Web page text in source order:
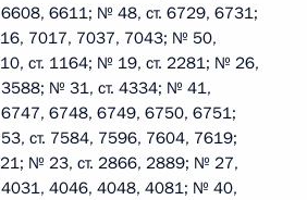
6611; № 48, ст. 6729, 6731;
7017, 7037, 7043; № 50,
ст. 1164; № 19, ст. 2281; № 26,
3588; № 31, ст. 4334; № 41,
6747, 6748, 6749, 6750, 6751;
ст. 7584, 7596, 7604, 7619;
№ 23, ст. 2866, 2889; № 27,
4031, 4046, 4048, 4081; № 40,